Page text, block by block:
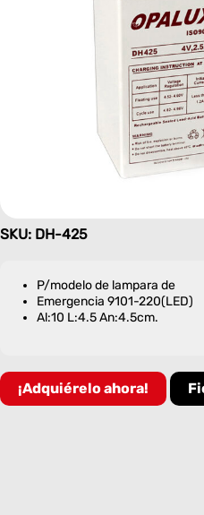
SKU: DH-425
P/modelo de lampara de
Emergencia 9101-220(LED)
Al:10 L:4.5 An:4.5cm.
¡Adquiérelo ahora!